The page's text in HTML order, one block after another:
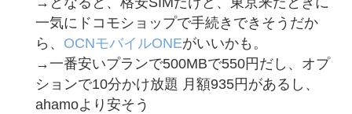
一気にドコモショップで手続きできそうだか
ら、 OCNモバイルONEがいいかも。
→一番安いプランで500MBで550円だし、オプ
ションで10分かけ放題 月額935円があるし、
ahamoより安そう